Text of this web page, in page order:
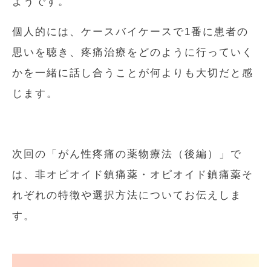
個人的には、ケースバイケースで1番に患者の
思いを聴き、疼痛治療をどのように行っていく
かを一緒に話し合うことが何よりも大切だと感
じます。
次回の「がん性疼痛の薬物療法（後編）」で
は、非オピオイド鎮痛薬・オピオイド鎮痛薬そ
れぞれの特徴や選択方法についてお伝えしま
す。